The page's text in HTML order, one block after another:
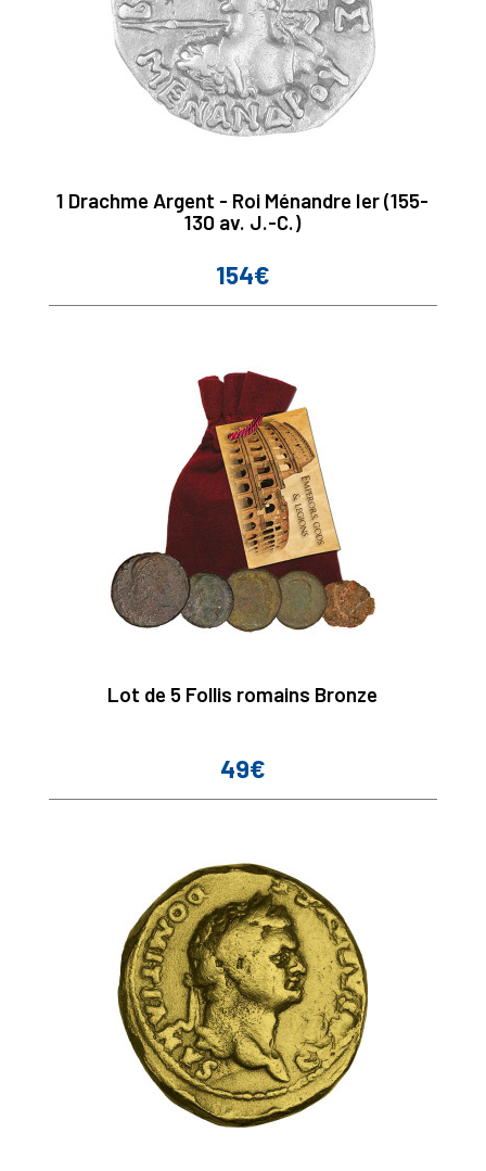
1 Drachme Argent - Roi Ménandre Ier (155-
130 av. J.-C.)
Prix
154€
Lot de 5 Follis romains Bronze
Prix
49€